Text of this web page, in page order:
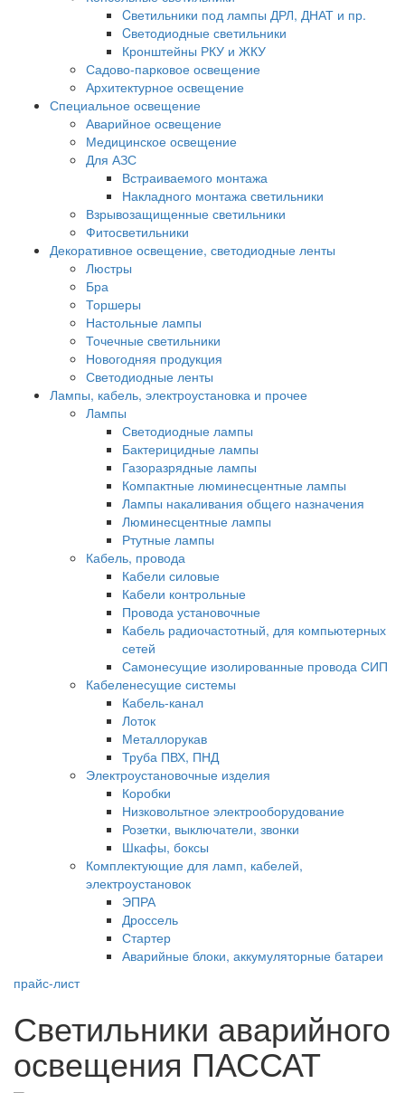
Cветильники под лампы ДРЛ, ДНАТ и пр.
Cветодиодные светильники
Кронштейны РКУ и ЖКУ
Садово-парковое освещение
Архитектурное освещение
Специальное освещение
Аварийное освещение
Медицинское освещение
Для АЗС
Встраиваемого монтажа
Накладного монтажа светильники
Взрывозащищенные светильники
Фитосветильники
Декоративное освещение, светодиодные ленты
Люстры
Бра
Торшеры
Настольные лампы
Точечные светильники
Новогодняя продукция
Светодиодные ленты
Лампы, кабель, электроустановка и прочее
Лампы
Светодиодные лампы
Бактерицидные лампы
Газоразрядные лампы
Компактные люминесцентные лампы
Лампы накаливания общего назначения
Люминесцентные лампы
Ртутные лампы
Кабель, провода
Кабели силовые
Кабели контрольные
Провода установочные
Кабель радиочастотный, для компьютерных
сетей
Самонесущие изолированные провода СИП
Кабеленесущие системы
Кабель-канал
Лоток
Металлорукав
Труба ПВХ, ПНД
Электроустановочные изделия
Коробки
Низковольтное электрооборудование
Розетки, выключатели, звонки
Шкафы, боксы
Комплектующие для ламп, кабелей,
электроустановок
ЭПРА
Дроссель
Стартер
Аварийные блоки, аккумуляторные батареи
прайс-лист
Светильники аварийного
освещения ПАССАТ